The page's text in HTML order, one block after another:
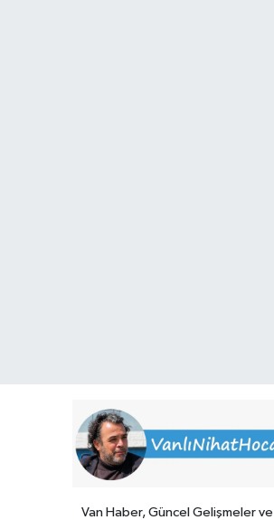
Van Haber, Güncel Gelişmeler ve